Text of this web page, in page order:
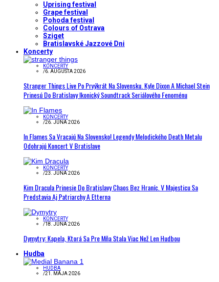
Uprising festival
Grape festival
Pohoda festival
Colours of Ostrava
Sziget
Bratislavské Jazzové Dni
Koncerty
KONCERTY
/6. AUGUSTA 2026
Stranger Things Live Po Prvýkrát Na Slovensku. Kyle Dixon A Michael Stein
Prinesú Do Bratislavy Ikonický Soundtrack Seriálového Fenoménu
KONCERTY
/26. JÚNA 2026
In Flames Sa Vracajú Na Slovensko! Legendy Melodického Death Metalu
Odohrajú Koncert V Bratislave
KONCERTY
/23. JÚNA 2026
Kim Dracula Prinesie Do Bratislavy Chaos Bez Hraníc. V Majesticu Sa
Predstavia Aj Patriarchy A Etterna
KONCERTY
/18. JÚNA 2026
Dymytry: Kapela, Ktorá Sa Pre Mňa Stala Viac Než Len Hudbou
Hudba
HUDBA
/21. MÁJA 2026